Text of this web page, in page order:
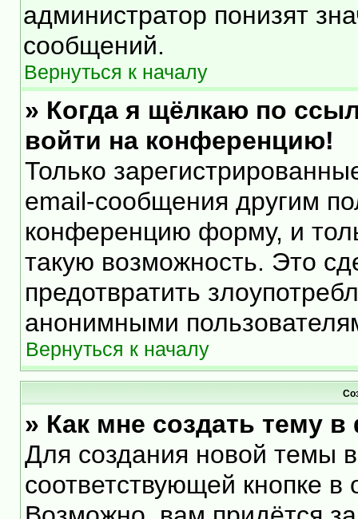
администратор понизят
сообщений.
Вернуться к началу
» Когда я щёлкаю по
войти на конференцию!
Только
email-сообщения другим
конференцию форму, и
такую возможность. Это
предотвратить
анонимными
Вернуться к началу
» Как мне создать тему
Для создания новой темы
соответствующей кнопке